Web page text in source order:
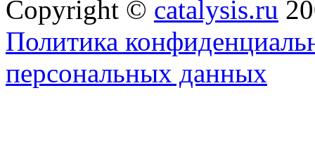
Copyright © catalysis.ru
Политика
персональных данных